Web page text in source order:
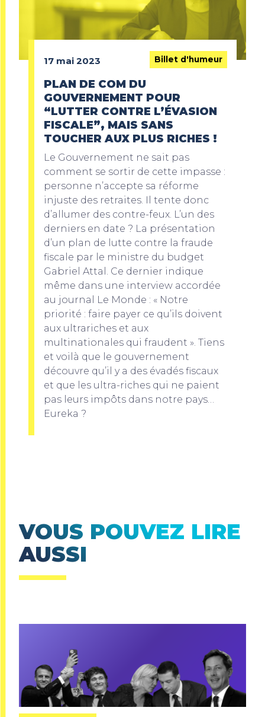
17 mai 2023 Billet d'humeur
PLAN DE COM DU
GOUVERNEMENT POUR
“LUTTER CONTRE L’ÉVASION
FISCALE”, MAIS SANS
TOUCHER AUX PLUS RICHES !
Le Gouvernement ne sait pas
comment se sortir de cette impasse :
personne n’accepte sa réforme
injuste des retraites. Il tente donc
d’allumer des contre-feux. L’un des
derniers en date ? La présentation
d’un plan de lutte contre la fraude
fiscale par le ministre du budget
Gabriel Attal. Ce dernier indique
même dans une interview accordée
au journal Le Monde : « Notre
priorité : faire payer ce qu’ils doivent
aux ultrariches et aux
multinationales qui fraudent ». Tiens
et voilà que le gouvernement
découvre qu’il y a des évadés fiscaux
et que les ultra-riches qui ne paient
pas leurs impôts dans notre pays…
Eureka ?
VOUS POUVEZ LIRE
AUSSI